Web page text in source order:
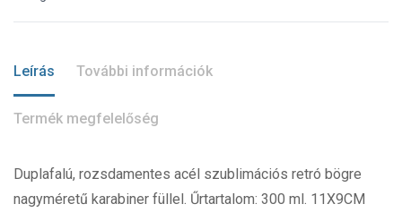
Leírás További információk
Termék megfelelőség
Duplafalú, rozsdamentes acél szublimációs retró bögre
nagyméretű karabiner füllel. Űrtartalom: 300 ml. 11X9CM